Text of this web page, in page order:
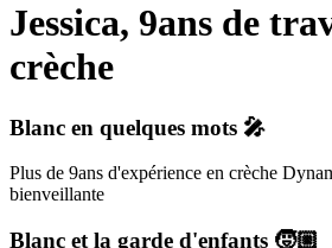
Jessica, 9ans de
crèche
Blanc en quelques mots 🎤
Plus de 9ans d'expérience en crèche
bienveillante
Blanc et la garde d'enfants 🧒🏼